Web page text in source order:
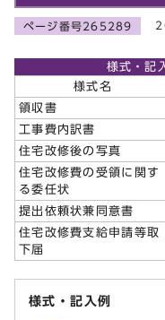
ページ番号265289
様式・記
様式名
領収書
工事費内訳書
住宅改修後の写真
住宅改修費の受領に関す
る委任状
提出依頼状兼同意書
住宅改修費支給申請等取
下届
様式・記入例